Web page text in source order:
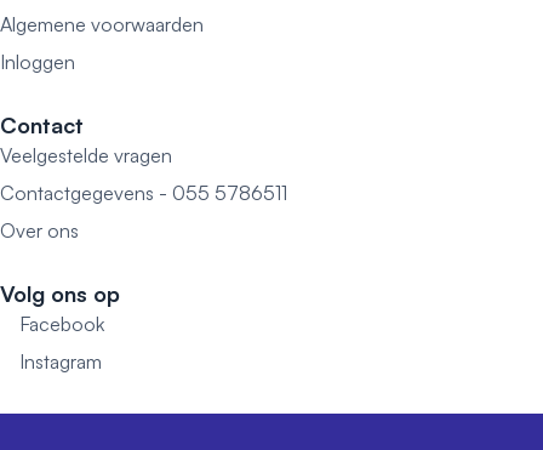
Algemene voorwaarden
Inloggen
Contact
Veelgestelde vragen
Contactgegevens - 055 5786511
Over ons
Volg ons op
Facebook
Instagram